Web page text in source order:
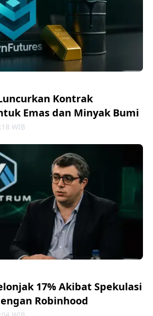
Kontrak
Emas dan Minyak Bumi
WIB
17% Akibat Spekulasi
Robinhood